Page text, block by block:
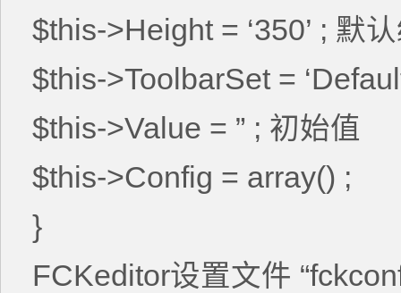
$this->Height = ‘350’ ; 默
$this->ToolbarSet =
$this->Value = ” ; 初始值
$this->Config = array() ;
}
FCKeditor设置文件